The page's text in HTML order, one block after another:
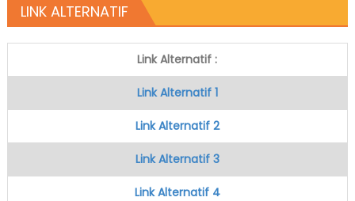
LINK ALTERNATIF
Link Alternatif :
Link Alternatif 1
Link Alternatif 2
Link Alternatif 3
Link Alternatif 4